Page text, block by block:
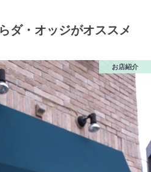
ダ・オッジがオススメ
お店紹介